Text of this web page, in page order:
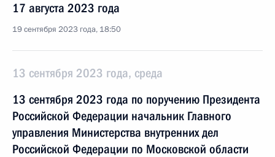
17 августа 2023 года
19 сентября 2023 года, 18:50
13 сентября 2023 года, среда
13 сентября 2023 года по поручению Президента
Российской Федерации начальник Главного
управления Министерства внутренних дел
Российской Федерации по Московской области